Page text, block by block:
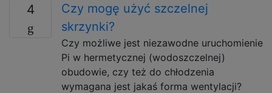
4
Czy mogę użyć szczelnej
skrzynki?
Czy możliwe jest niezawodne uruchomienie
Pi w hermetycznej (wodoszczelnej)
obudowie, czy też do chłodzenia
wymagana jest jakaś forma wentylacji?